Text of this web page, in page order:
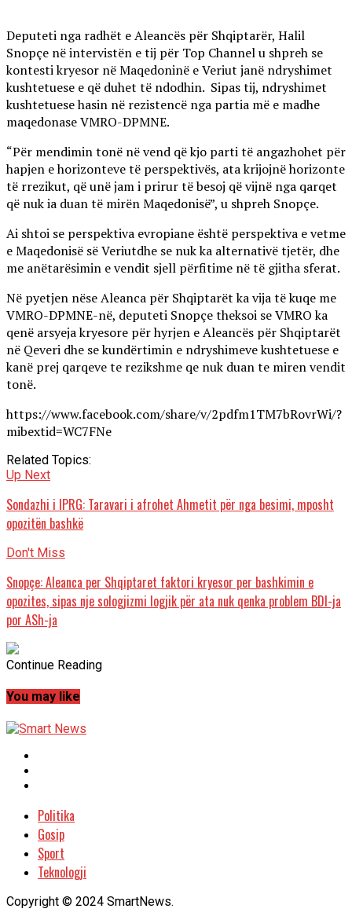
Deputeti nga radhët e Aleancës për Shqiptarër, Halil
Snopçe në intervistën e tij për Top Channel u shpreh se
kontesti kryesor në Maqedoninë e Veriut janë ndryshimet
kushtetuese e që duhet të ndodhin. Sipas tij, ndryshimet
kushtetuese hasin në rezistencë nga partia më e madhe
maqedonase VMRO-DPMNE.
“Për mendimin tonë në vend që kjo parti të angazhohet për
hapjen e horizonteve të perspektivës, ata krijojnë horizonte
të rrezikut, që unë jam i prirur të besoj që vijnë nga qarqet
që nuk ia duan të mirën Maqedonisë”, u shpreh Snopçe.
Ai shtoi se perspektiva evropiane është perspektiva e vetme
e Maqedonisë së Veriutdhe se nuk ka alternativë tjetër, dhe
me anëtarësimin e vendit sjell përfitime në të gjitha sferat.
Në pyetjen nëse Aleanca për Shqiptarët ka vija të kuqe me
VMRO-DPMNE-në, deputeti Snopçe theksoi se VMRO ka
qenë arsyeja kryesore për hyrjen e Aleancës për Shqiptarët
në Qeveri dhe se kundërtimin e ndryshimeve kushtetuese e
kanë prej qarqeve te rezikshme qe nuk duan te miren vendit
tonë.
https://www.facebook.com/share/v/2pdfm1TM7bRovrWi/?
mibextid=WC7FNe
Related Topics:
Up Next
Sondazhi i IPRG: Taravari i afrohet Ahmetit për nga besimi, mposht
opozitën bashkë
Don't Miss
Snopçe: Aleanca per Shqiptaret faktori kryesor per bashkimin e
opozites, sipas nje sologjizmi logjik për ata nuk qenka problem BDI-ja
por ASh-ja
Continue Reading
You may like
Politika
Gosip
Sport
Teknologji
Copyright © 2024 SmartNews.